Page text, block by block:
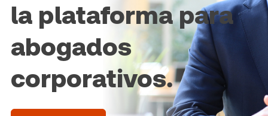
la plataforma para
abogados
corporativos.